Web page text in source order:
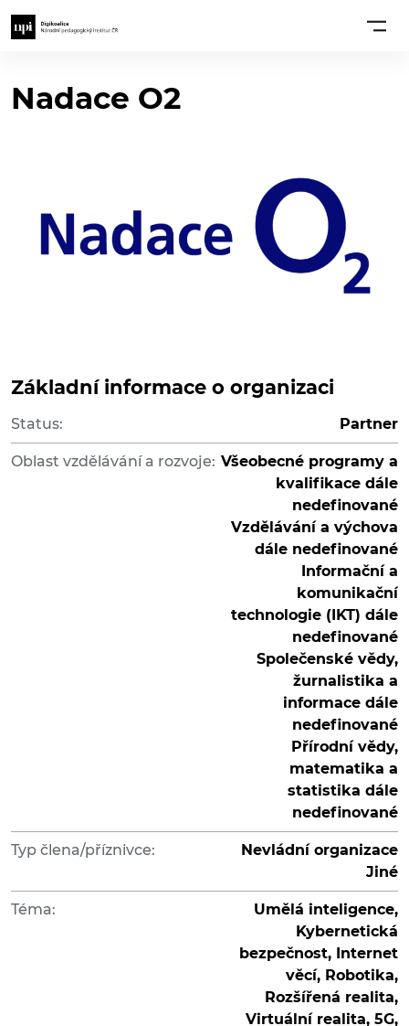
Nadace O2
Základní informace o organizaci
Status: Partner
Oblast vzdělávání a rozvoje: Všeobecné programy a
kvalifikace dále
nedefinované
Vzdělávání a výchova
dále nedefinované
Informační a
komunikační
technologie (IKT) dále
nedefinované
Společenské vědy,
žurnalistika a
informace dále
nedefinované
Přírodní vědy,
matematika a
statistika dále
nedefinované
Typ člena/příznivce:
Nevládní organizace
Jiné
Téma:
Umělá inteligence,
Kybernetická
bezpečnost, Internet
věcí, Robotika,
Rozšířená realita,
Virtuální realita, 5G,